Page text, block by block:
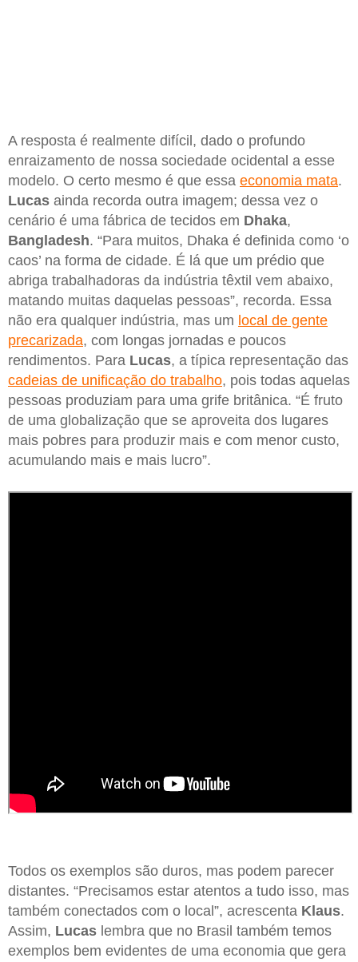
A resposta é realmente difícil, dado o profundo
enraizamento de nossa sociedade ocidental a esse
modelo. O certo mesmo é que essa economia mata.
Lucas ainda recorda outra imagem; dessa vez o
cenário é uma fábrica de tecidos em Dhaka,
Bangladesh. “Para muitos, Dhaka é definida como ‘o
caos’ na forma de cidade. É lá que um prédio que
abriga trabalhadoras da indústria têxtil vem abaixo,
matando muitas daquelas pessoas”, recorda. Essa
não era qualquer indústria, mas um local de gente
precarizada, com longas jornadas e poucos
rendimentos. Para Lucas, a típica representação das
cadeias de unificação do trabalho, pois todas aquelas
pessoas produziam para uma grife britânica. “É fruto
de uma globalização que se aproveita dos lugares
mais pobres para produzir mais e com menor custo,
acumulando mais e mais lucro”.
Todos os exemplos são duros, mas podem parecer
distantes. “Precisamos estar atentos a tudo isso, mas
também conectados com o local”, acrescenta Klaus.
Assim, Lucas lembra que no Brasil também temos
exemplos bem evidentes de uma economia que gera